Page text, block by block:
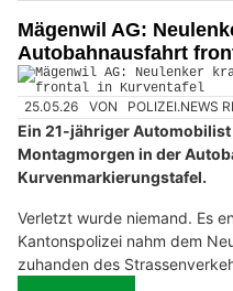
Mägenwil AG:
Autobahnausfahrt
25.05.26 VON POLIZEI.NEWS
Ein 21-jähriger
Montagmorgen in der
Kurvenmarkierungstafel.
Verletzt wurde niemand. Es
Kantonspolizei nahm dem
zuhanden des